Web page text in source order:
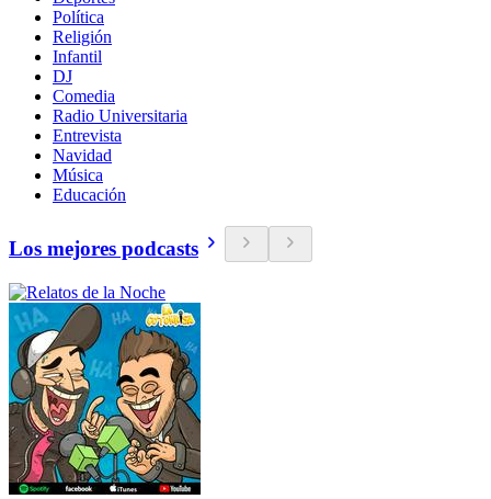
Política
Religión
Infantil
DJ
Comedia
Radio Universitaria
Entrevista
Navidad
Música
Educación
Los mejores podcasts